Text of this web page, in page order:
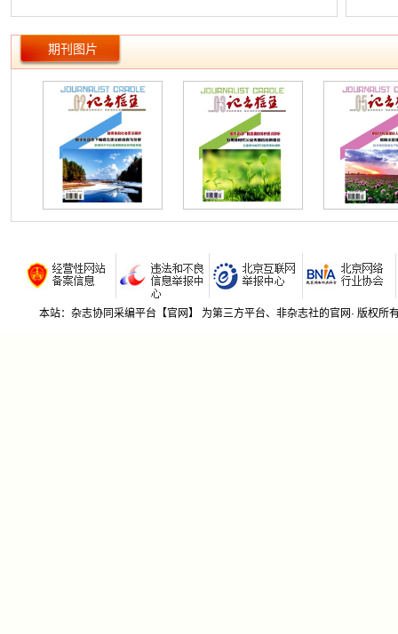
宝夫
融媒体
新媒
新媒体
新形势
融媒体
新闻编
社交媒
增强经
新媒体
广播电
（本网站所公布期刊均为正规刊物，如有侵权，请及
时告知！）
本平台为期刊杂志协同采编平台，本站成立于2015
年，主要从事文化艺术交流、版权代理、期刊信息整理
发布、宣传。非杂志社官网！
本站仅为有实际合作关系的杂志期刊整理信息、快捷
组稿指导和宣传，本站致力于方便广大作者期刊查询、
分类、便捷投稿、在线答疑等。
的，请来函告知，我平台将及时删除！本平台信息来源
于网络公开信息和社里所提供的征稿函。
期刊图片
本站：杂志协同采编平台【官网】 为第三方平台、非杂志社的官网· 版权